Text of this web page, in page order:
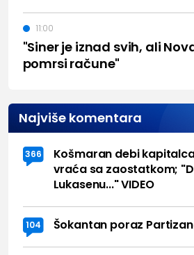
"Siner je iznad svih, ali
pomrsi račune"
11:00
Najviše komentara
366
Košmaran debi
vraća sa zaostatkom;
Lukasenu..." VIDEO
104 Šokantan poraz